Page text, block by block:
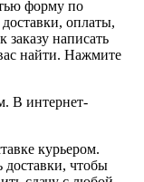
форму по
оплаты,
написать
найти. Нажмите
В интернет-
курьером.
доставки, чтобы